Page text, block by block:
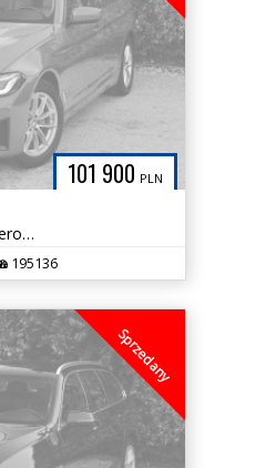
101 900 PLN
BMW 520i Lift Lasery Grzana Kierownica 100% Bezwypadkowa Jedyna Taka
195136
Sprzedany